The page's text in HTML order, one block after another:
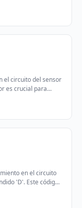
el circuito del sensor
es crucial para
en el circuito
'D'. Este código